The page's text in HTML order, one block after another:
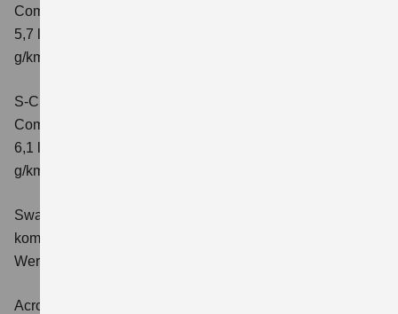
Comfort+
5,7 l/100 km; kombinierter Wert der CO2-Emission: 131
g/km; CO2-Klasse: D
S-Cross 1.4 BOOSTERJET HYBRID ALLGRIP AT
Comfort+
6,1 l/100 km; kombinierter Wert der CO2-Emission: 141
g/km; CO2-Klasse: E
Swace 1.8 HYBRID CVT Comfort+
kombinierter Energieverbrauch 4,5 l/100km; kombinierter
Wert der CO2-Emission: 102 g/km; CO2-Klasse: C.
Across 2.5 PLUG-IN HYBRID CVT